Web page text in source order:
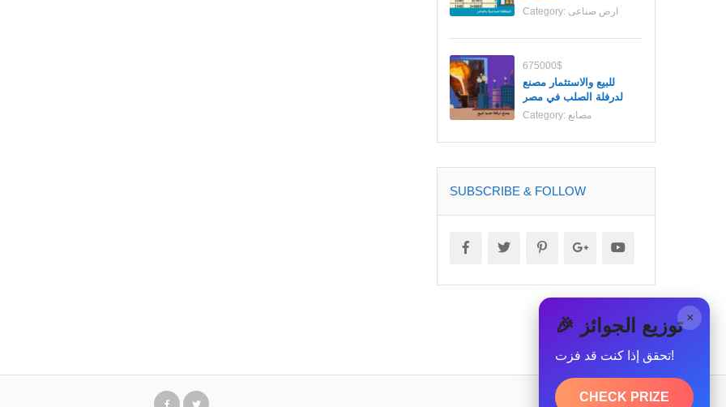
Category: ارض صناعى
675000$
للبيع والاستثمار مصنع
لدرفلة الصلب في مصر
Category: مصانع
SUBSCRIBE & FOLLOW
× 🎉 توزيع الجوائز
تحقق إذا كنت قد فزت!
CHECK PRIZE